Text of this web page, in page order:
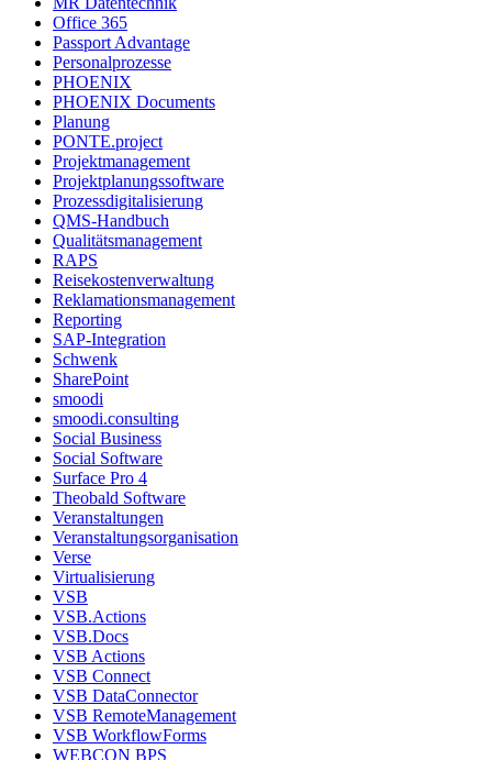
Office 365
Passport Advantage
Personalprozesse
PHOENIX
PHOENIX Documents
Planung
PONTE.project
Projektmanagement
Projektplanungssoftware
Prozessdigitalisierung
QMS-Handbuch
Qualitätsmanagement
RAPS
Reisekostenverwaltung
Reklamationsmanagement
Reporting
SAP-Integration
Schwenk
SharePoint
smoodi
smoodi.consulting
Social Business
Social Software
Surface Pro 4
Theobald Software
Veranstaltungen
Veranstaltungsorganisation
Verse
Virtualisierung
VSB
VSB.Actions
VSB.Docs
VSB Actions
VSB Connect
VSB DataConnector
VSB RemoteManagement
VSB WorkflowForms
WEBCON BPS